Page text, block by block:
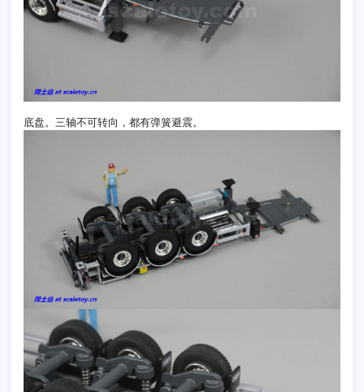
底盘。三轴不可转向，都有弹簧避震。